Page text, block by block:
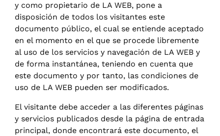
y como propietario de LA WEB, pone a
disposición de todos los visitantes este
documento público, el cual se entiende aceptado
en el momento en el que se procede libremente
al uso de los servicios y navegación de LA WEB y
de forma instantánea, teniendo en cuenta que
este documento y por tanto, las condiciones de
uso de LA WEB pueden ser modificados.
El visitante debe acceder a las diferentes páginas
y servicios publicados desde la página de entrada
principal, donde encontrará este documento, el